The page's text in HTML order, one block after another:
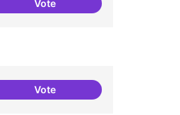
VoteVideojocs alternatius
VoteComunitat software lliure